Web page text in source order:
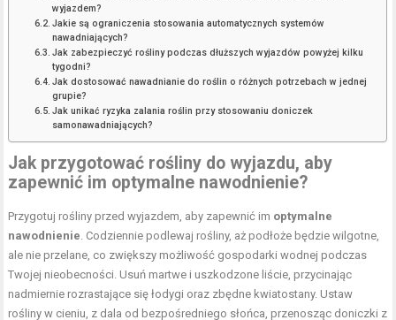
wyjazdem?
Jakie są ograniczenia stosowania automatycznych systemów
nawadniających?
Jak zabezpieczyć rośliny podczas dłuższych wyjazdów powyżej kilku
tygodni?
Jak dostosować nawadnianie do roślin o różnych potrzebach w jednej
grupie?
Jak unikać ryzyka zalania roślin przy stosowaniu doniczek
samonawadniających?
Jak przygotować rośliny do wyjazdu, aby
zapewnić im optymalne nawodnienie?
Przygotuj rośliny przed wyjazdem, aby zapewnić im optymalne
nawodnienie . Codziennie podlewaj rośliny, aż podłoże będzie wilgotne,
ale nie przelane, co zwiększy możliwość gospodarki wodnej podczas
Twojej nieobecności. Usuń martwe i uszkodzone liście, przycinając
nadmiernie rozrastające się łodygi oraz zbędne kwiatostany. Ustaw
rośliny w cieniu, z dala od bezpośredniego słońca, przenosząc doniczki z